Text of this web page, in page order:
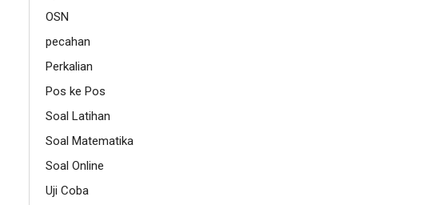
OSN
pecahan
Perkalian
Pos ke Pos
Soal Latihan
Soal Matematika
Soal Online
Uji Coba